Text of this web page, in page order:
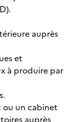
auprès
et
à produire par
ou un cabinet
auprès